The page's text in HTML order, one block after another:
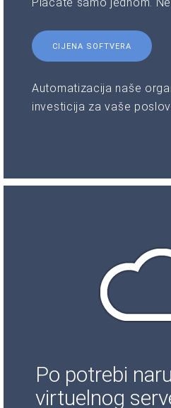
CIJENA SOFTVERA
Automatizacija naše
investicija za vaše
Po potrebi
virtuelnog